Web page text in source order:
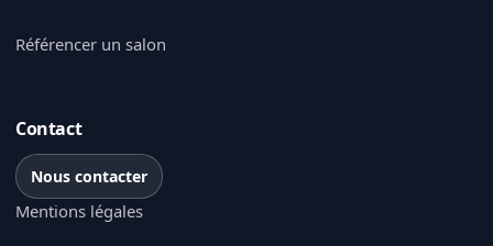
Référencer un salon
Contact
Nous contacter
Mentions légales